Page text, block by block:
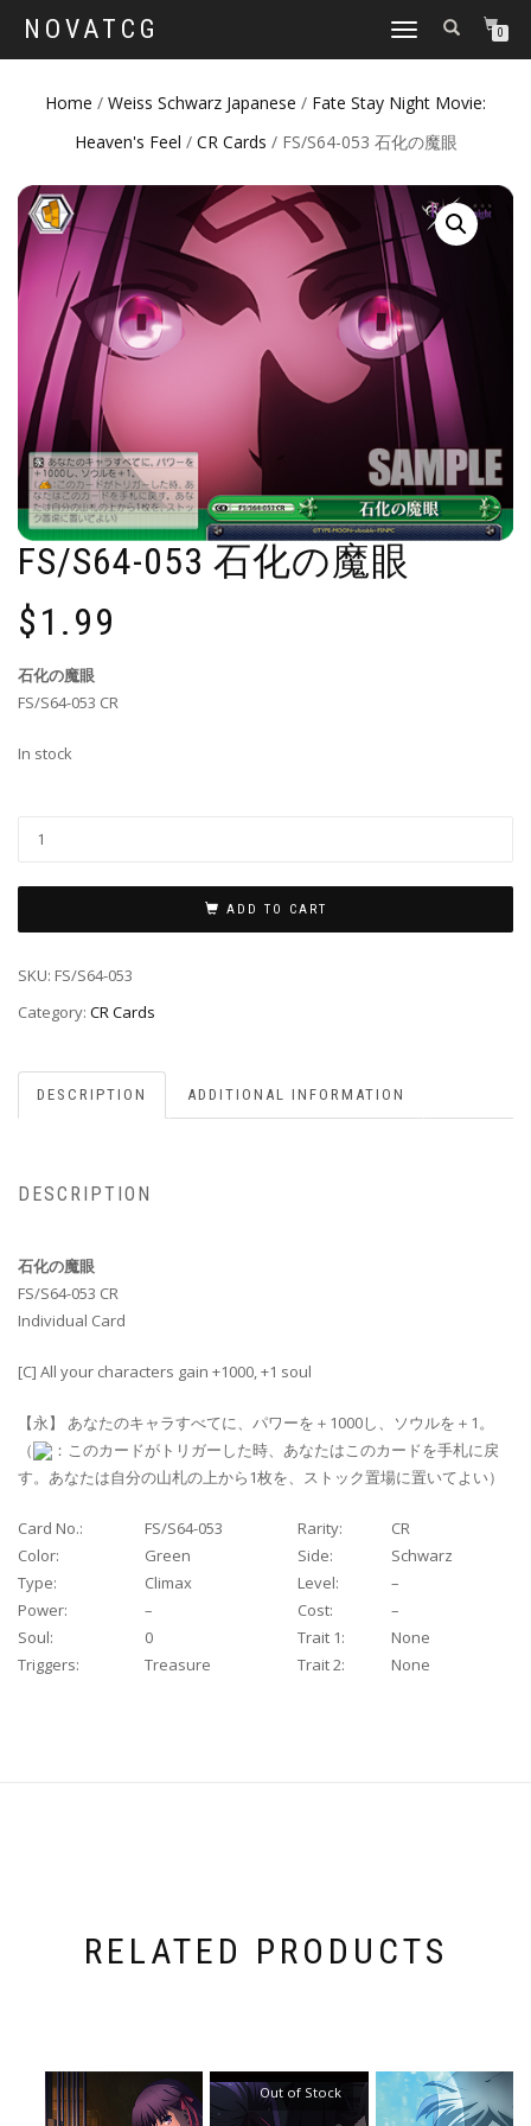
NOVATCG
TOGGLE
0
Home / Weiss Schwarz Japanese / Fate Stay Night Movie:
Heaven's Feel / CR Cards / FS/S64-053 石化の魔眼
FS/S64-053 石化の魔眼
$1.99
石化の魔眼
FS/S64-053 CR
In stock
ADD TO CART
SKU: FS/S64-053
Category: CR Cards
DESCRIPTION ADDITIONAL INFORMATION
DESCRIPTION
石化の魔眼
FS/S64-053 CR
Individual Card
[C] All your characters gain +1000, +1 soul
【永】 あなたのキャラすべてに、パワーを＋1000し、ソウルを＋1。
（
：このカードがトリガーした時、あなたはこのカードを手札に戻
す。あなたは自分の山札の上から1枚を、ストック置場に置いてよい）
Card No.: FS/S64-053 Rarity:
CR
Color:
Green Side:
Schwarz
Type:
Climax Level:
–
Power:
– Cost:
–
Soul:
0 Trait 1:
None
Triggers:
Treasure Trait 2: None
RELATED PRODUCTS
Out of Stock